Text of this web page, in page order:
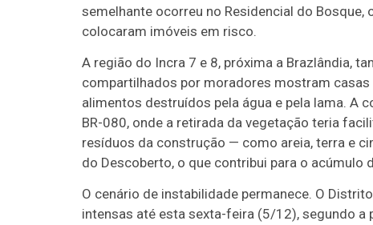
semelhante ocorreu no Residencial do
colocaram imóveis em risco.
A região do Incra 7 e 8, próxima a Brazlândia,
compartilhados por moradores mostram
alimentos destruídos pela água e pela lama. A
BR-080, onde a retirada da vegetação teria
resíduos da construção — como areia, terra e
do Descoberto, o que contribui para o acúmulo
O cenário de instabilidade permanece. O
intensas até esta sexta-feira (5/12), segundo